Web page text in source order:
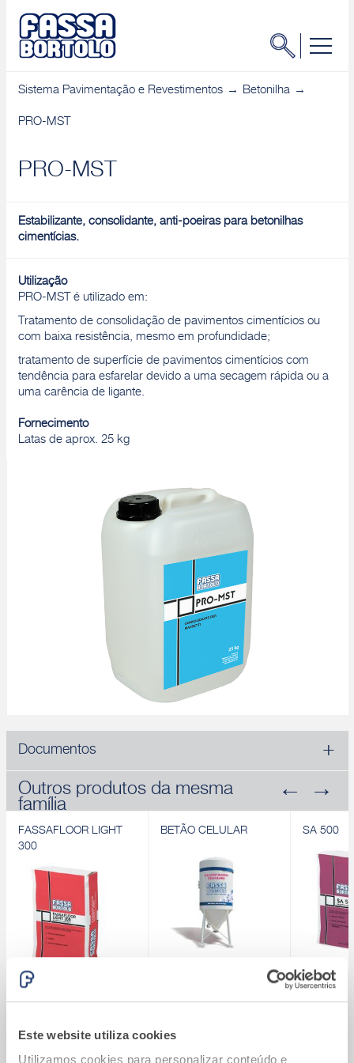
Este website utiliza cookies
Utilizamos cookies para personalizar conteúdo e
Sistema Pavimentação e Revestimentos Betonilha
PRO-MST
PRO-MST
Estabilizante, consolidante, anti-poeiras para betonilhas
cimentícias.
Utilização
PRO-MST é utilizado em:
Tratamento de consolidação de pavimentos cimentícios ou
com baixa resistência, mesmo em profundidade;
tratamento de superfície de pavimentos cimentícios com
tendência para esfarelar devido a uma secagem rápida ou a
uma carência de ligante.
Fornecimento
Latas de aprox. 25 kg
Documentos
Outros produtos da mesma
família
FASSAFLOOR LIGHT
300
FASSAFLOOR LIGHT
300
de cimento e
BETÃO CELULAR
Betonilha aligeirada de
Descobrir
SA 500
SA 500
Betonilha
Sistema Fassatherm®
Calcule quanto vai custar o seu Sistema
Fassatherm®